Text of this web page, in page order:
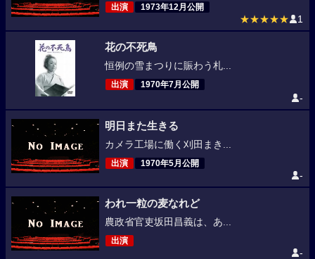
出演 1973年12月公開
★★★★★ 1
花の不死鳥
恒例の雪まつりに賑わう札...
出演 1970年7月公開
-
明日また生きる
カメラ工場に働く刈田まき...
出演 1970年5月公開
-
われ一粒の麦なれど
農政省官吏坂田昌義は、あ...
出演
-